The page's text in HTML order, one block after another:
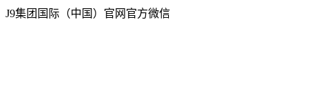
J9集团国际（中国）官网官方微信